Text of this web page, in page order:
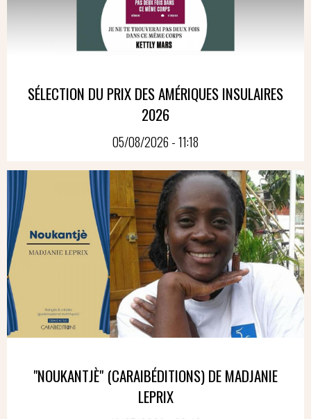
SÉLECTION DU PRIX DES AMÉRIQUES INSULAIRES
2026
05/08/2026 - 11:18
"NOUKANTJÈ" (CARAIBÉDITIONS) DE MADJANIE
LEPRIX